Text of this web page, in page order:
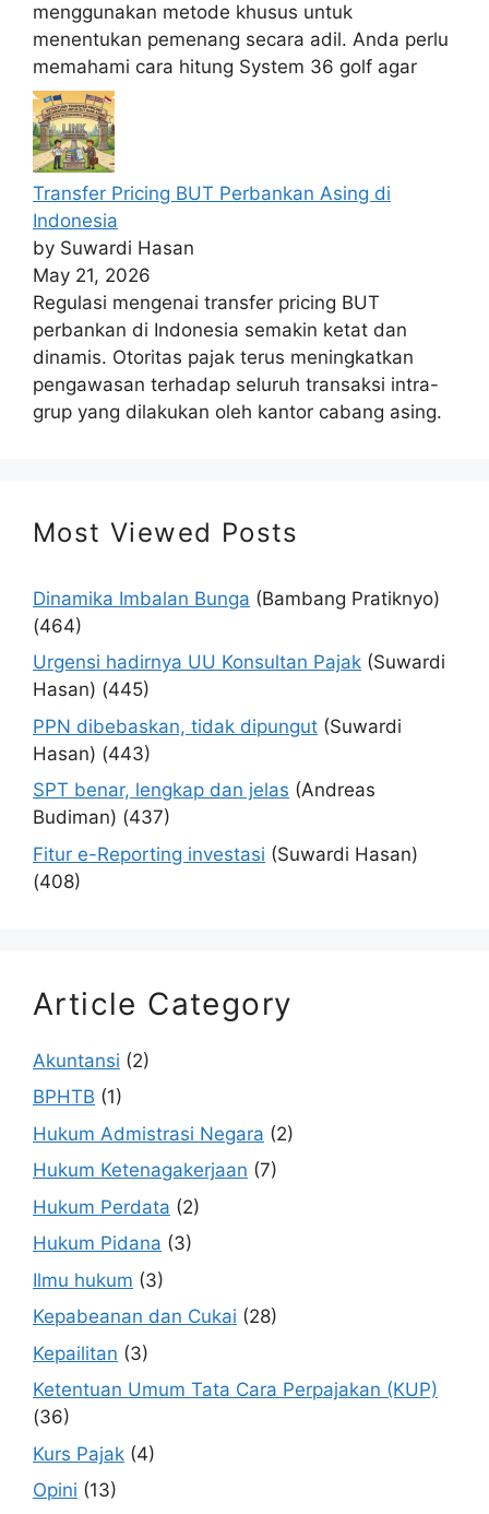
menggunakan metode khusus untuk
menentukan pemenang secara adil. Anda perlu
memahami cara hitung System 36 golf agar
Transfer Pricing BUT Perbankan Asing di
Indonesia
by Suwardi Hasan
May 21, 2026
Regulasi mengenai transfer pricing BUT
perbankan di Indonesia semakin ketat dan
dinamis. Otoritas pajak terus meningkatkan
pengawasan terhadap seluruh transaksi intra-
grup yang dilakukan oleh kantor cabang asing.
Most Viewed Posts
Dinamika Imbalan Bunga (Bambang Pratiknyo)
(464)
Urgensi hadirnya UU Konsultan Pajak (Suwardi
Hasan) (445)
PPN dibebaskan, tidak dipungut (Suwardi
Hasan) (443)
SPT benar, lengkap dan jelas (Andreas
Budiman) (437)
Fitur e-Reporting investasi (Suwardi Hasan)
(408)
Article Category
Akuntansi (2)
BPHTB (1)
Hukum Admistrasi Negara (2)
Hukum Ketenagakerjaan (7)
Hukum Perdata (2)
Hukum Pidana (3)
Ilmu hukum (3)
Kepabeanan dan Cukai (28)
Kepailitan (3)
Ketentuan Umum Tata Cara Perpajakan (KUP)
(36)
Kurs Pajak (4)
Opini (13)